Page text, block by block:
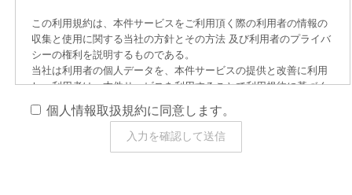
この利用規約は、本件サービスをご利用頂く際の利用者の情報の
収集と使用に関する当社の方針とその方法 及び利用者のプライバ
シーの権利を説明するものである。
当社は利用者の個人データを、本件サービスの提供と改善に利用
し、利用者は、本件サービスを利用することで利用規約に基づく
情報の収集と利用に同意する。
本、利用規約とプライバシーポリシーでは：
個人情報取扱規約に同意します。